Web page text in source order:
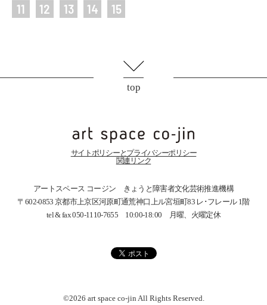
11
12 13 14 15
top
サイトポリシーとプライバシーポリシー
関連リンク
アートスペース コージン きょうと障害者文化芸術推進機構
〒602-0853 京都市上京区河原町通荒神口上ル宮垣町83 レ･フレール 1階
tel & fax 050-1110-7655 10:00-18:00 月曜、火曜定休
©2026 art space co-jin All Rights Reserved.